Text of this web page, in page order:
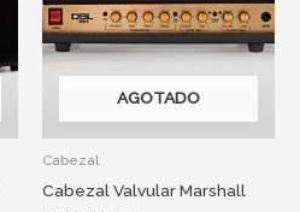
AGOTADO
Cabezal
Cabezal Valvular Marshall